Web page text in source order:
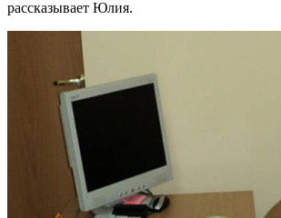
рассказывает Юлия.